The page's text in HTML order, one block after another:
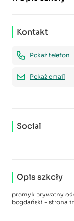
Kontakt
Pokaż telefon
Pokaż email
Social
Opis szkoły
promyk prywatny
bogdański - strona